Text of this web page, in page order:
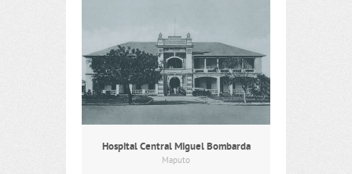
Hospital Central Miguel Bombarda
Maputo